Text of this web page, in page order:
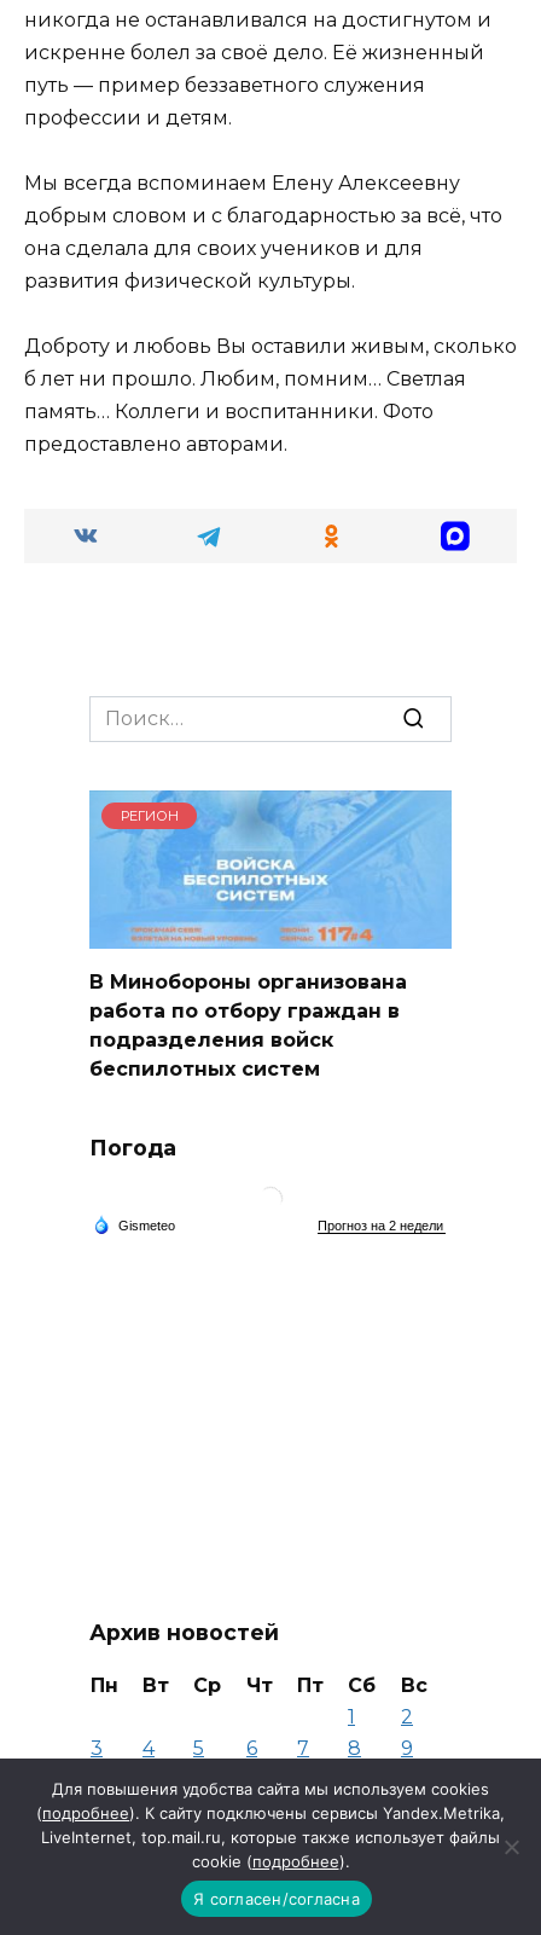
никогда не останавливался на достигнутом и
искренне болел за своё дело. Её жизненный
путь — пример беззаветного служения
профессии и детям.
Мы всегда вспоминаем Елену Алексеевну
добрым словом и с благодарностью за всё, что
она сделала для своих учеников и для
развития физической культуры.
Доброту и любовь Вы оставили живым, сколько
б лет ни прошло. Любим, помним… Светлая
память… Коллеги и воспитанники. Фото
предоставлено авторами.
Search
for:
РЕГИОН
В Минобороны организована
работа по отбору граждан в
подразделения войск
беспилотных систем
Погода
Архив новостей
Август 2026
Пн Вт Ср Чт Пт Сб
Вс
1
2
3
4 5 6 7 8
9
12 13
17
18 19 20 21 22
23
24
25 26 27 28 29
30
Для повышения удобства сайта мы используем cookies
(подробнее). К сайту подключены сервисы Yandex.Metrika,
LiveInternet, top.mail.ru, которые также использует файлы
cookie (подробнее).
Я согласен/согласна